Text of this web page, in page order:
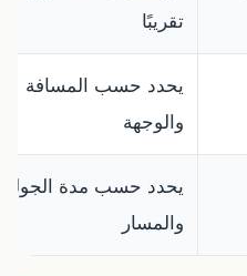
تقريبًا
يحدد حسب المسافة
والوجهة
يحدد حسب مدة الجولة
والمسار